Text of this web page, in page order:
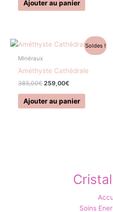
Ajouter au panier
Soldes !
Minéraux
Améthyste Cathédrale
385,00€
Le
385,00€.
259,00€
Le
259,00€.
Ajouter au panier
Soins